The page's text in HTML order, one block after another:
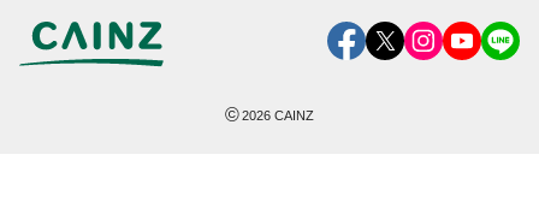
©2026 CAINZ